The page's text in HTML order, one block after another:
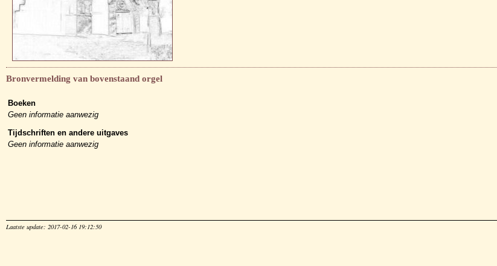
Bronvermelding van bovenstaand orgel
Boeken
Geen informatie aanwezig
Tijdschriften en andere uitgaves
Geen informatie aanwezig
Laatste update: 2017-02-16 19:12:50